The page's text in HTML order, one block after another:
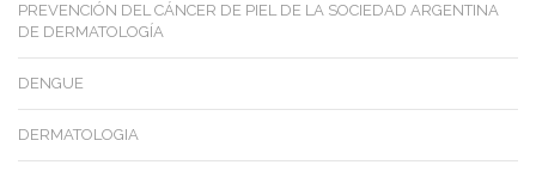
PREVENCIÓN DEL CÁNCER DE PIEL DE LA SOCIEDAD ARGENTINA
DE DERMATOLOGÍA
DENGUE
DERMATOLOGIA